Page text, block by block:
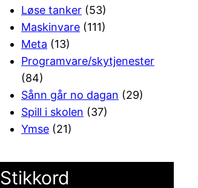
Løse tanker (53)
Maskinvare (111)
Meta (13)
Programvare/skytjenester
(84)
Sånn går no dagan (29)
Spill i skolen (37)
Ymse (21)
Stikkord